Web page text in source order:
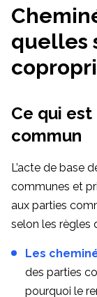
quelles
Ce qui
commun
L’acte de base
communes et
aux parties
selon les règles
Les
des parties
pourquoi le